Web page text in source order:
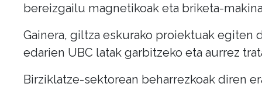
bereizgailu magnetikoak eta briketa-
Gainera, giltza eskurako proiektuak egiten
edarien UBC latak garbitzeko eta aurrez
Birziklatze-sektorean beharrezkoak diren